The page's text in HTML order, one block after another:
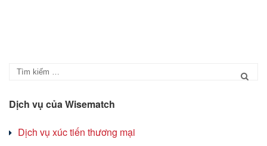
Dịch vụ của Wisematch
Dịch vụ xúc tiến thương mại